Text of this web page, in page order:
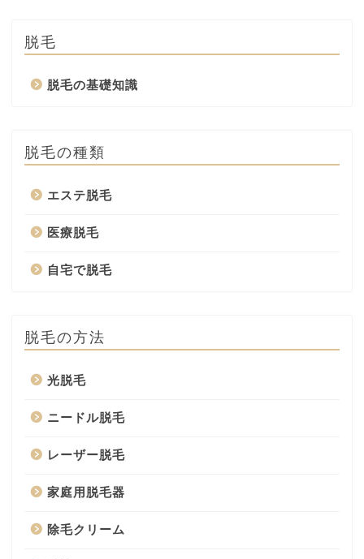
脱毛
脱毛の基礎知識
脱毛の種類
エステ脱毛
医療脱毛
自宅で脱毛
脱毛の方法
光脱毛
ニードル脱毛
レーザー脱毛
家庭用脱毛器
除毛クリーム